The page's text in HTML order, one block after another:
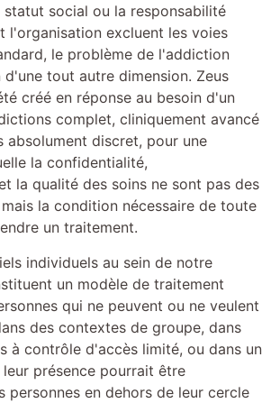
statut social ou la responsabilité
l'organisation excluent les voies
le problème de l'addiction
tout autre dimension. Zeus
créé en réponse au besoin d'un
complet, cliniquement avancé
absolument discret, pour une
la confidentialité,
la qualité des soins ne sont pas des
la condition nécessaire de toute
un traitement.
individuels au sein de notre
un modèle de traitement
qui ne peuvent ou ne veulent
des contextes de groupe, dans
à contrôle d'accès limité, ou dans un
présence pourrait être
personnes en dehors de leur cercle